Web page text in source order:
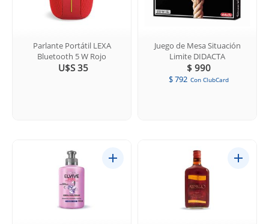
Parlante Portátil LEXA
Bluetooth 5 W Rojo
U$S 35
Juego de Mesa Situación
Limite DIDACTA
$ 990
$ 792 Con ClubCard